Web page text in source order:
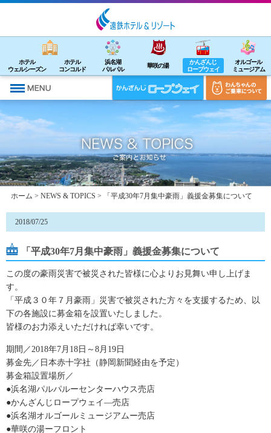
ホテル
ウェルシーズン
ホテル
コンコルド
浜名湖
パルパル
華咲の湯
かんざんじ
ロープウェイ
オルゴール
ミュージアム
ホーム > NEWS & TOPICS > 「平成30年7月集中豪雨」義援金募集について
2018/07/25
「平成30年7月集中豪雨」義援金募集について
この度の豪雨災害で被災された皆様に心よりお見舞い申し上げま
す。
「平成３０年７月豪雨」災害で被災された方々を支援するため、以
下の各施設に募金箱を設置いたしました。
皆様のお力添えいただければ幸いです。
期間／2018年7月18日～8月19日
募金先／日本赤十字社（静岡新聞経由を予定）
募金箱設置場所／
●浜名湖パルパルーセンターハウス売店
●かんざんじロープウェイ―売店
●浜名湖オルゴールミュージアムー売店
●華咲の湯ーフロント